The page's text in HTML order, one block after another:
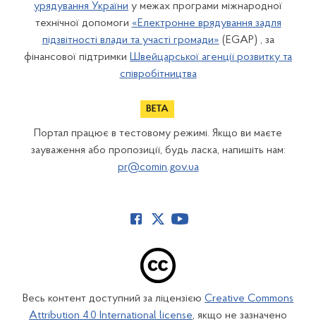
урядування України у межах програми міжнародної
технічної допомоги «Електронне врядування задля
підзвітності влади та участі громади» (EGAP) , за
фінансової підтримки Швейцарської агенції розвитку та
співробітництва
Портал працює в тестовому режимі. Якщо ви маєте
зауваження або пропозиції, будь ласка, напишіть нам:
pr@comin.gov.ua
Весь контент доступний за ліцензією Creative Commons
Attribution 4.0 International license, якщо не зазначено